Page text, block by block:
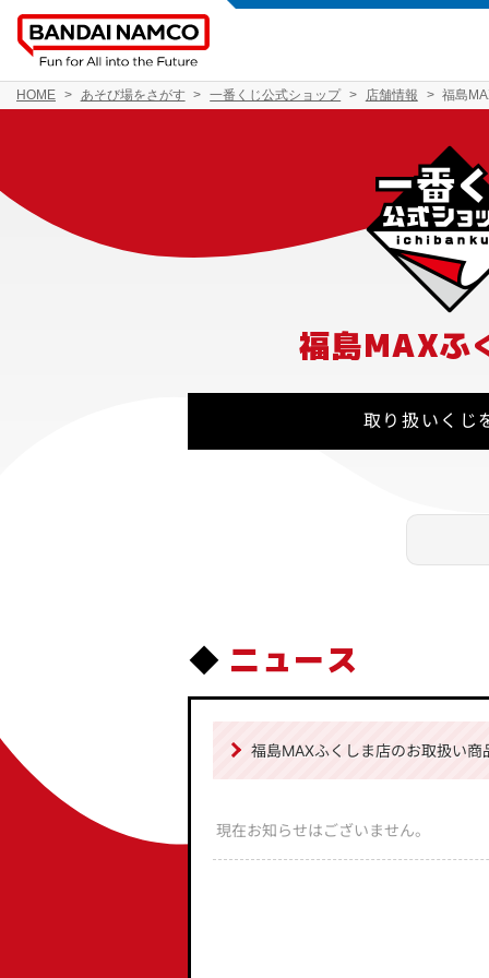
HOME あそび場をさがす 一番くじ公式ショップ 店舗情報 福島
福島MAXふ
取り扱いくじ
ニュース
福島MAXふくしま店のお取扱い商
現在お知らせはございません。